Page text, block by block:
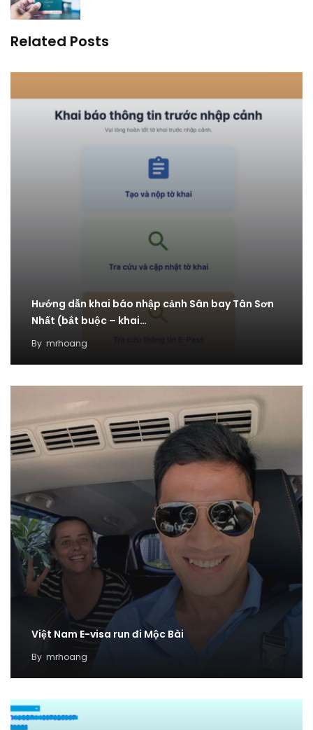
Related Posts
Hướng dẫn khai báo nhập cảnh Sân bay Tân Sơn
Nhất (bắt buộc – khai…
By mrhoang
Việt Nam E-visa run đi Mộc Bài
By mrhoang